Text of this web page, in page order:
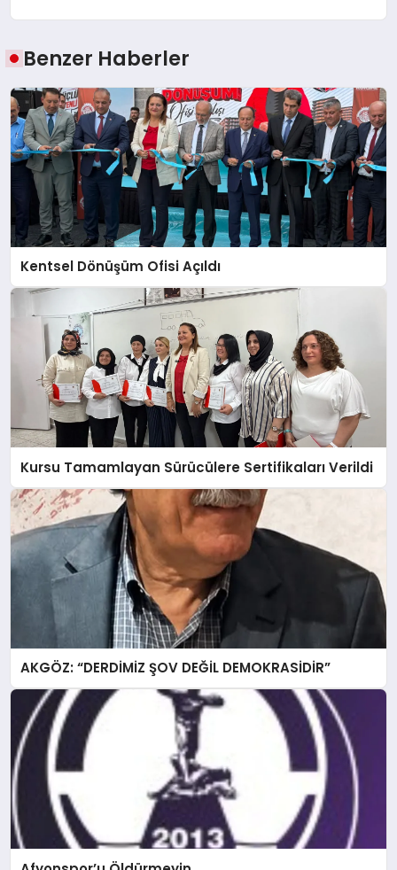
Benzer Haberler
Kentsel Dönüşüm Ofisi Açıldı
Kursu Tamamlayan Sürücülere Sertifikaları Verildi
AKGÖZ: “DERDİMİZ ŞOV DEĞİL DEMOKRASİDİR”